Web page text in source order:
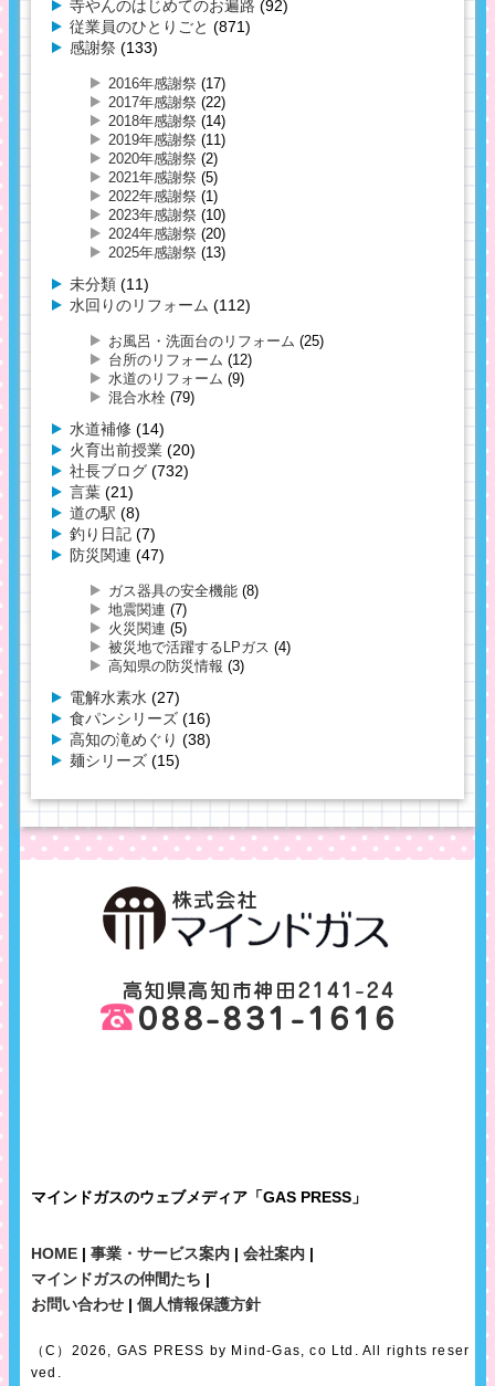
寺やんのはじめてのお遍路 (92)
従業員のひとりごと (871)
感謝祭 (133)
2016年感謝祭 (17)
2017年感謝祭 (22)
2018年感謝祭 (14)
2019年感謝祭 (11)
2020年感謝祭 (2)
2021年感謝祭 (5)
2022年感謝祭 (1)
2023年感謝祭 (10)
2024年感謝祭 (20)
2025年感謝祭 (13)
未分類 (11)
水回りのリフォーム (112)
お風呂・洗面台のリフォーム (25)
台所のリフォーム (12)
水道のリフォーム (9)
混合水栓 (79)
水道補修 (14)
火育出前授業 (20)
社長ブログ (732)
言葉 (21)
道の駅 (8)
釣り日記 (7)
防災関連 (47)
ガス器具の安全機能 (8)
地震関連 (7)
火災関連 (5)
被災地で活躍するLPガス (4)
高知県の防災情報 (3)
電解水素水 (27)
食パンシリーズ (16)
高知の滝めぐり (38)
麺シリーズ (15)
マインドガスのウェブメディア「GAS PRESS」
HOME | 事業・サービス案内 | 会社案内 |
マインドガスの仲間たち |
お問い合わせ | 個人情報保護方針
（C）2026, GAS PRESS by Mind-Gas, co Ltd. All rights reser
ved.